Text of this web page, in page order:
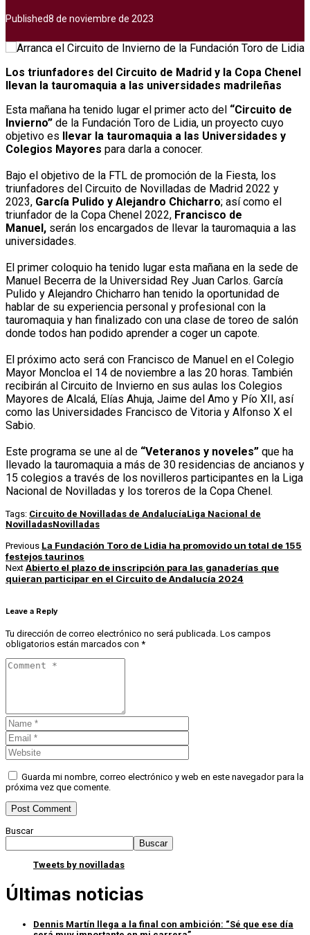
Published8 de noviembre de 2023
Los triunfadores del Circuito de Madrid y la Copa Chenel
llevan la tauromaquia a las universidades madrileñas
Esta mañana ha tenido lugar el primer acto del “Circuito de
Invierno” de la Fundación Toro de Lidia, un proyecto cuyo
objetivo es llevar la tauromaquia a las Universidades y
Colegios Mayores para darla a conocer.
Bajo el objetivo de la FTL de promoción de la Fiesta, los
triunfadores del Circuito de Novilladas de Madrid 2022 y
2023, García Pulido y Alejandro Chicharro; así como el
triunfador de la Copa Chenel 2022, Francisco de
Manuel, serán los encargados de llevar la tauromaquia a las
universidades.
El primer coloquio ha tenido lugar esta mañana en la sede de
Manuel Becerra de la Universidad Rey Juan Carlos. García
Pulido y Alejandro Chicharro han tenido la oportunidad de
hablar de su experiencia personal y profesional con la
tauromaquia y han finalizado con una clase de toreo de salón
donde todos han podido aprender a coger un capote.
El próximo acto será con Francisco de Manuel en el Colegio
Mayor Moncloa el 14 de noviembre a las 20 horas. También
recibirán al Circuito de Invierno en sus aulas los Colegios
Mayores de Alcalá, Elías Ahuja, Jaime del Amo y Pío XII, así
como las Universidades Francisco de Vitoria y Alfonso X el
Sabio.
Este programa se une al de “Veteranos y noveles” que ha
llevado la tauromaquia a más de 30 residencias de ancianos y
15 colegios a través de los novilleros participantes en la Liga
Nacional de Novilladas y los toreros de la Copa Chenel.
Tags: Circuito de Novilladas de AndalucíaLiga Nacional de
NovilladasNovilladas
Previous La Fundación Toro de Lidia ha promovido un total de 155
festejos taurinos
Next Abierto el plazo de inscripción para las ganaderías que
quieran participar en el Circuito de Andalucía 2024
Leave a Reply
Tu dirección de correo electrónico no será publicada. Los campos
obligatorios están marcados con *
Guarda mi nombre, correo electrónico y web en este navegador para la
próxima vez que comente.
Buscar
Buscar
Tweets by novilladas
Últimas noticias
Dennis Martín llega a la final con ambición: “Sé que ese día